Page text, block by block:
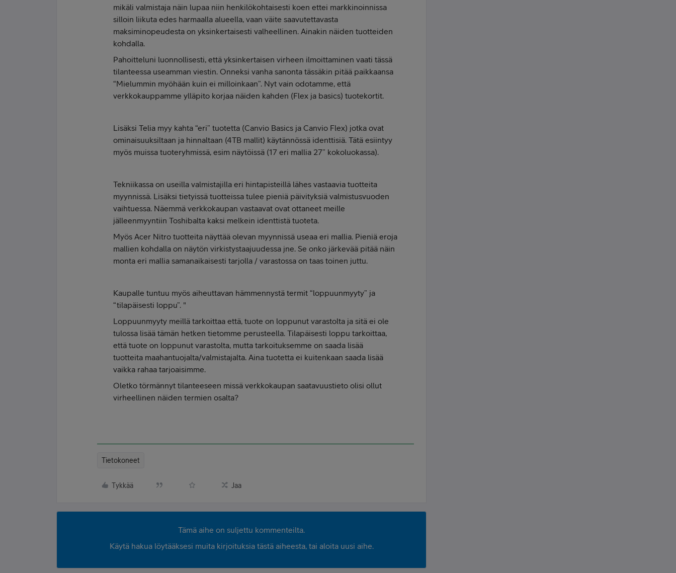
mikäli valmistaja näin lupaa niin henkilökohtaisesti koen ettei markkinoinnissa
silloin liikuta edes harmaalla alueella, vaan väite saavutettavasta
maksiminopeudesta on yksinkertaisesti valheellinen. Ainakin näiden tuotteiden
kohdalla.
Pahoitteluni luonnollisesti, että yksinkertaisen virheen ilmoittaminen vaati tässä
tilanteessa useamman viestin. Onneksi vanha sanonta tässäkin pitää paikkaansa
“Mielummin myöhään kuin ei milloinkaan”. Nyt vain odotamme, että
verkkokauppamme ylläpito korjaa näiden kahden (Flex ja basics) tuotekortit.
Lisäksi Telia myy kahta “eri” tuotetta (Canvio Basics ja Canvio Flex) jotka ovat
ominaisuuksiltaan ja hinnaltaan (4TB mallit) käytännössä identtisiä. Tätä esiintyy
myös muissa tuoteryhmissä, esim näytöissä (17 eri mallia 27” kokoluokassa).
Tekniikassa on useilla valmistajilla eri hintapisteillä lähes vastaavia tuotteita
myynnissä. Lisäksi tietyissä tuotteissa tulee pieniä päivityksiä valmistusvuoden
vaihtuessa. Näemmä verkkokaupan vastaavat ovat ottaneet meille
jälleenmyyntiin Toshibalta kaksi melkein identtistä tuoteta.
Myös Acer Nitro tuotteita näyttää olevan myynnissä useaa eri mallia. Pieniä eroja
mallien kohdalla on näytön virkistystaajuudessa jne. Se onko järkevää pitää näin
monta eri mallia samanaikaisesti tarjolla / varastossa on taas toinen juttu.
Kaupalle tuntuu myös aiheuttavan hämmennystä termit “loppuunmyyty” ja
“tilapäisesti loppu”. "
Loppuunmyyty meillä tarkoittaa että, tuote on loppunut varastolta ja sitä ei ole
tulossa lisää tämän hetken tietomme perusteella. Tilapäisesti loppu tarkoittaa,
että tuote on loppunut varastolta, mutta tarkoituksemme on saada lisää
tuotteita maahantuojalta/valmistajalta. Aina tuotetta ei kuitenkaan saada lisää
vaikka rahaa tarjoaisimme.
Oletko törmännyt tilanteeseen missä verkkokaupan saatavuustieto olisi ollut
virheellinen näiden termien osalta?
Tietokoneet
Tykkää Jaa
Tämä aihe on suljettu kommenteilta.
Käytä hakua löytääksesi muita kirjoituksia tästä aiheesta, tai aloita uusi aihe.